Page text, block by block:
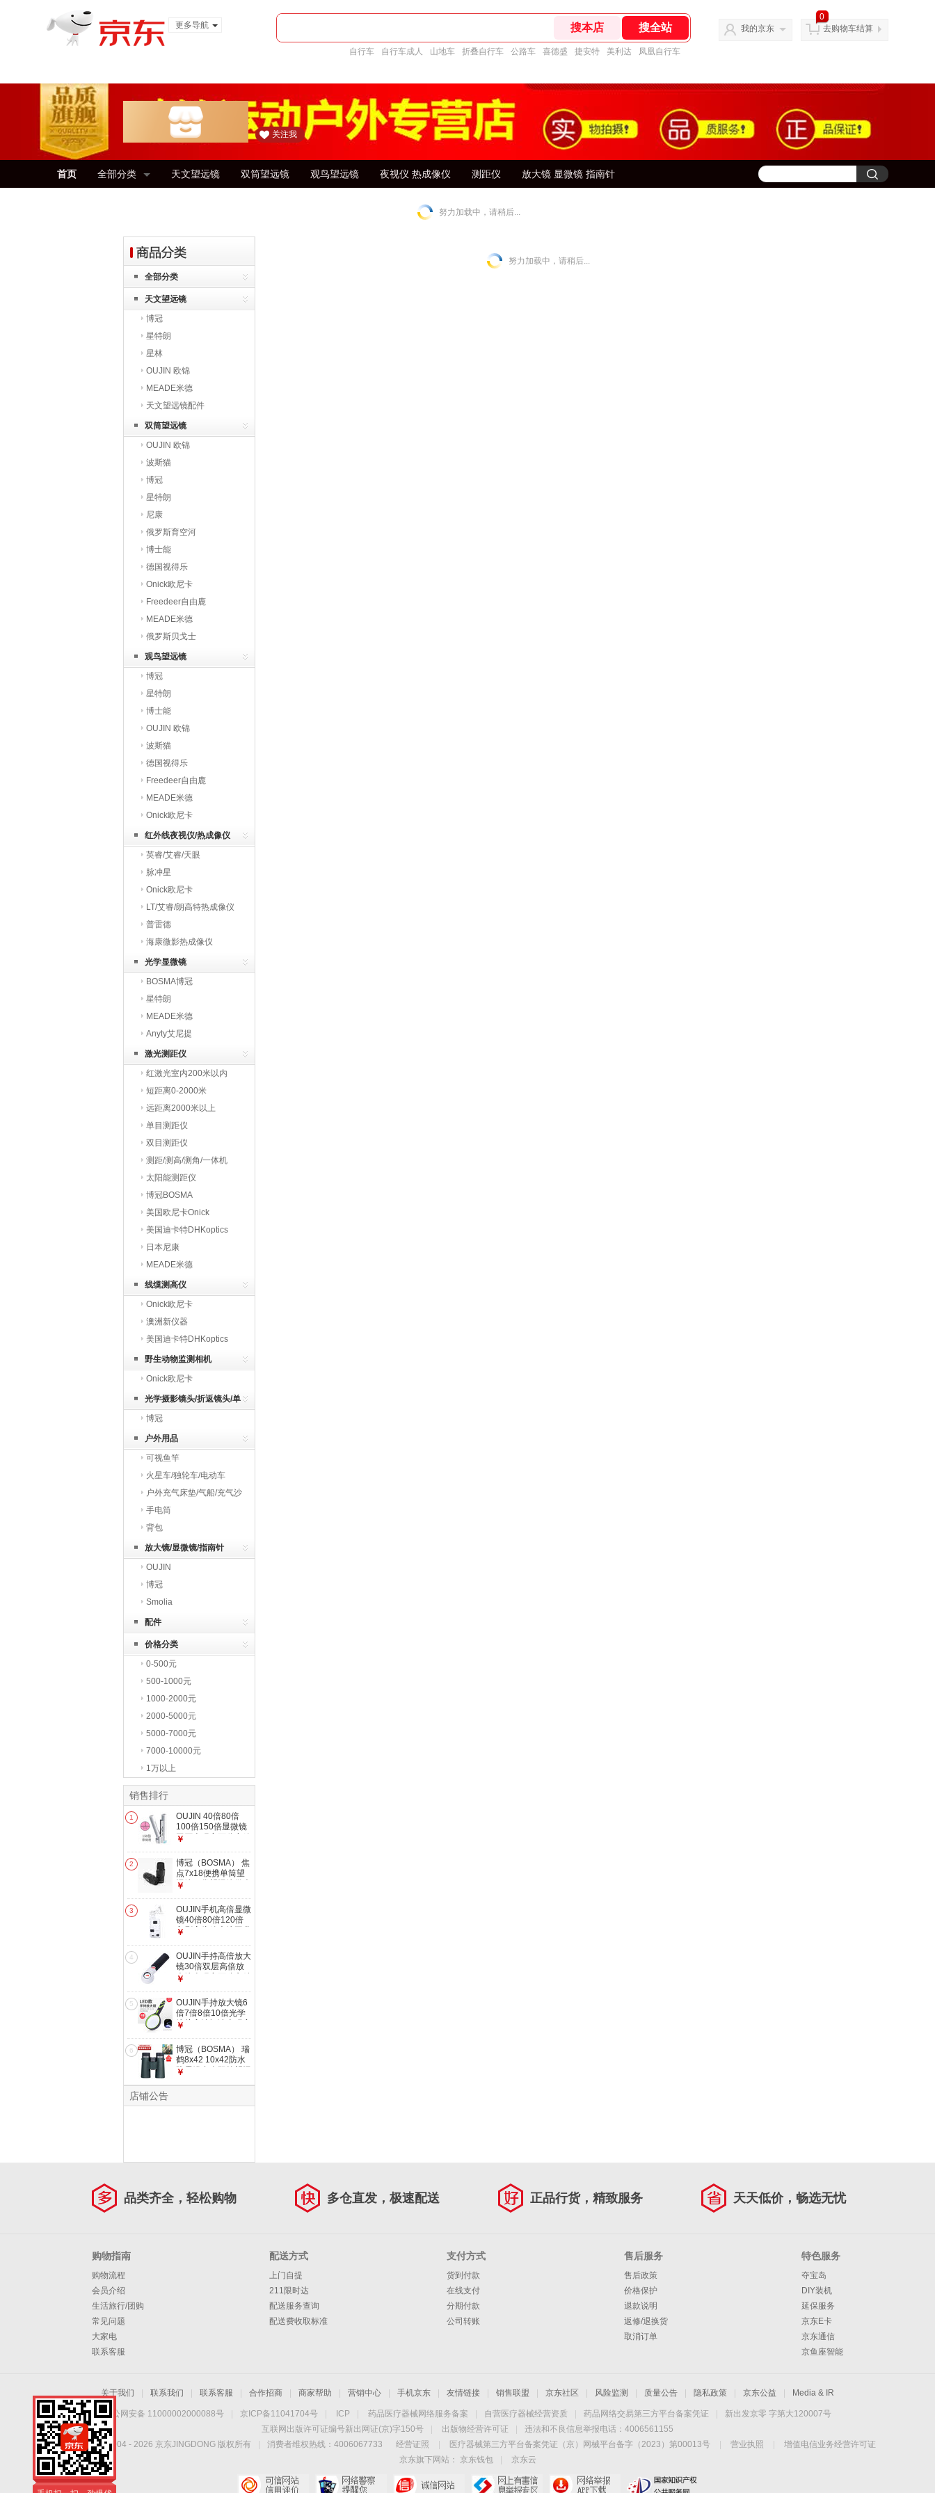
更多导航
自行车 自行车成人 山地车 折叠自行车 公路车 喜德盛 捷安特 美利达 凤凰自行车
我的京东
0
去购物车结算
关注我
首页 全部分类 天文望远镜 双筒望远镜 观鸟望远镜 夜视仪 热成像仪 测距仪 放大镜 显微镜 指南针
努力加载中，请稍后...
全部分类
天文望远镜
博冠
星特朗
星林
OUJIN 欧锦
MEADE米德
天文望远镜配件
双筒望远镜
OUJIN 欧锦
波斯猫
博冠
星特朗
尼康
俄罗斯育空河
博士能
德国视得乐
Onick欧尼卡
Freedeer自由鹿
MEADE米德
俄罗斯贝戈士
观鸟望远镜
博冠
星特朗
博士能
OUJIN 欧锦
波斯猫
德国视得乐
Freedeer自由鹿
MEADE米德
Onick欧尼卡
红外线夜视仪/热成像仪
英睿/艾睿/天眼
脉冲星
Onick欧尼卡
LT/艾睿/朗高特热成像仪
普雷德
海康微影热成像仪
HIKMICRO
光学显微镜
BOSMA博冠
星特朗
MEADE米德
Anyty艾尼提
激光测距仪
红激光室内200米以内
短距离0-2000米
远距离2000米以上
单目测距仪
双目测距仪
测距/测高/测角/一体机
太阳能测距仪
博冠BOSMA
美国欧尼卡Onick
美国迪卡特DHKoptics
日本尼康
MEADE米德
线缆测高仪
Onick欧尼卡
澳洲新仪器
美国迪卡特DHKoptics
野生动物监测相机
Onick欧尼卡
光学摄影镜头/折返镜头/单
反镜头
博冠
户外用品
可视鱼竿
火星车/独轮车/电动车
户外充气床垫/气船/充气沙
发手电筒
背包
放大镜/显微镜/指南针
OUJIN
博冠
Smolia
配件
价格分类
0-500元
500-1000元
1000-2000元
2000-5000元
5000-7000元
7000-10000元
1万以上
销售排行
1
OUJIN 40倍80倍
100倍150倍显微镜
玉石古玩字画鉴定放
150倍 带刻度
￥
2
博冠（BOSMA） 焦
点7x18便携单筒望
远镜口袋望远镜微光
河彻 7x18
￥
3
OUJIN手机高倍显微
镜40倍80倍120倍
印刷变倍放大镜工业
186（80-120倍）
￥
4
OUJIN手持高倍放大
镜30倍双层高倍放
大镜古玩字画珠宝精
面30mm（16倍30
倍）
￥
5
OUJIN手持放大镜6
倍7倍8倍10倍光学
镜片高清阅读古玩字
75mm 4倍 带灯
￥
6
博冠（BOSMA） 瑞
鹤8x42 10x42防水
防雾镁合金双筒望远
￥
店铺公告
努力加载中，请稍后...
品类齐全，轻松购物 多仓直发，极速配送 正品行货，精致服务 天天低价，畅选无忧
购物指南
购物流程
会员介绍
生活旅行/团购
常见问题
大家电
联系客服
配送方式
上门自提
211限时达
配送服务查询
配送费收取标准
支付方式
货到付款
在线支付
分期付款
公司转账
售后服务
售后政策
价格保护
退款说明
返修/退换货
取消订单
特色服务
夺宝岛
DIY装机
延保服务
京东E卡
京东通信
京鱼座智能
关于我们 联系我们 联系客服 合作招商 商家帮助 营销中心 手机京东 友情链接 销售联盟 京东社区 风险监测 质量公告 隐私政策 京东公益 Media & IR
京公网安备 11000002000088号 京ICP备11041704号 ICP 药品医疗器械网络服务备案 自营医疗器械经营资质 药品网络交易第三方平台备案凭证
新出发京零 字第大120007号
互联网出版许可证编号新出网证(京)字150号
出版物经营许可证
违法和不良信息举报电话：4006561155
Copyright © 2004 - 2026 京东JINGDONG 版权所有 消费者维权热线：4006067733 经营证照 医疗器械第三方平台备案凭证（京）网械平台备字（2023）第00013号 营业执照
增值电信业务经营许可证
京东旗下网站：
京东钱包
京东云
手机扫一扫，劲爆优
惠触手可得！